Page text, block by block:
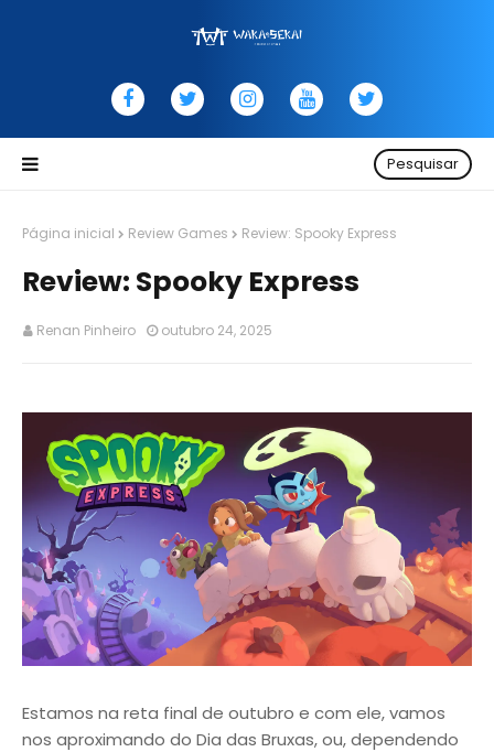
Pesquisar
Página inicial Review Games Review: Spooky Express
Review: Spooky Express
Renan Pinheiro outubro 24, 2025
Estamos na reta final de outubro e com ele, vamos
nos aproximando do Dia das Bruxas, ou, dependendo